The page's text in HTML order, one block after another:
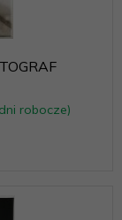
robocze)